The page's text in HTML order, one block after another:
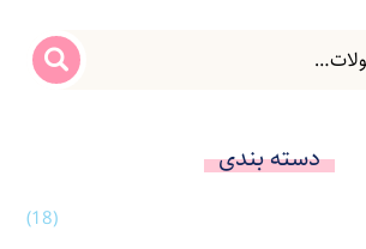
دسته بندی
(18)